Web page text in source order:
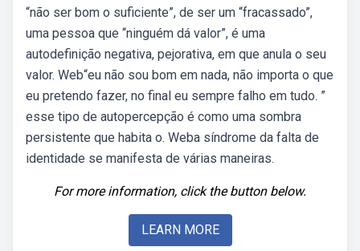
“não ser bom o suficiente”, de ser um “fracassado”,
uma pessoa que “ninguém dá valor”, é uma
autodefinição negativa, pejorativa, em que anula o seu
valor. Web“eu não sou bom em nada, não importa o que
eu pretendo fazer, no final eu sempre falho em tudo. ”
esse tipo de autopercepção é como uma sombra
persistente que habita o. Weba síndrome da falta de
identidade se manifesta de várias maneiras.
For more information, click the button below.
LEARN MORE